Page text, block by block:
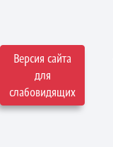
Версия сайта
для
слабовидящих